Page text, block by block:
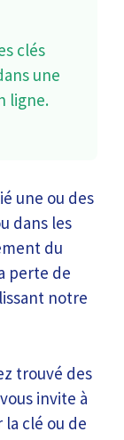
clés
une
ligne.
une ou des
dans les
du
perte de
notre
trouvé des
invite à
clé ou de